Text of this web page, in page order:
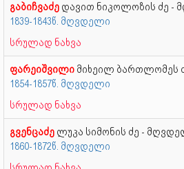
გაბიჩვაძე დავით ნიკოლოზის ძე -
1839-1843წ. მღვდელი
სრულად ნახვა
ფარეიშვილი მიხეილ ბართლომეს
1854-1857წ. მღვდელი
სრულად ნახვა
გვენცაძე ლუკა სიმონის ძე -
1860-1872წ. მღვდელი